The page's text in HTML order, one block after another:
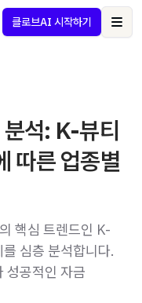
클로브AI 시작하기
석: K-뷰티
따른 업종별
핵심 트렌드인 K-
심층 분석합니다.
성공적인 자금